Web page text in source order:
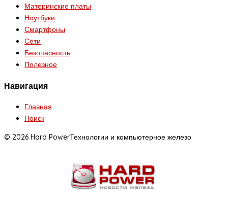
Материнские платы
Ноутбуки
Смартфоны
Сети
Безопасность
Полезное
Навигация
Главная
Поиск
© 2026 Hard PowerТехнологии и компьютерное железо